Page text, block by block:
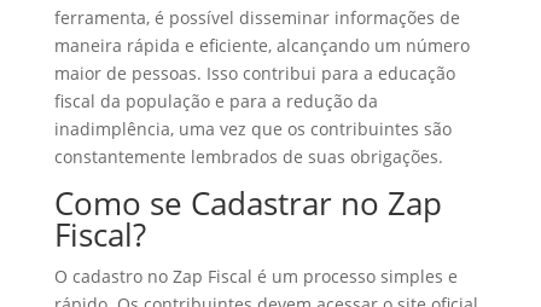
ferramenta, é possível disseminar informações de
maneira rápida e eficiente, alcançando um número
maior de pessoas. Isso contribui para a educação
fiscal da população e para a redução da
inadimplência, uma vez que os contribuintes são
constantemente lembrados de suas obrigações.
Como se Cadastrar no Zap
Fiscal?
O cadastro no Zap Fiscal é um processo simples e